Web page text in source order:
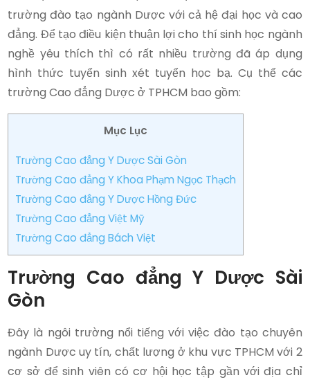
trường đào tạo ngành Dược với cả hệ đại học và cao
đẳng. Để tạo điều kiện thuận lợi cho thí sinh học ngành
nghề yêu thích thì có rất nhiều trường đã áp dụng
hình thức tuyển sinh xét tuyển học bạ. Cụ thể các
trường Cao đẳng Dược ở TPHCM bao gồm:
Mục Lục
Trường Cao đẳng Y Dược Sài Gòn
Trường Cao đẳng Y Khoa Phạm Ngọc Thạch
Trường Cao đẳng Y Dược Hồng Đức
Trường Cao đẳng Việt Mỹ
Trường Cao đẳng Bách Việt
Trường Cao đẳng Y Dược Sài
Gòn
Đây là ngôi trường nổi tiếng với việc đào tạo chuyên
ngành Dược uy tín, chất lượng ở khu vực TPHCM với 2
cơ sở để sinh viên có cơ hội học tập gần với địa chỉ